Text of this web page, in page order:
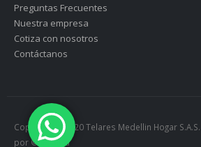
Preguntas Frecuentes
Nuestra empresa
Cotiza con nosotros
Contáctanos
Copyright © 2020 Telares Medellin Hogar
por ©Tacuma